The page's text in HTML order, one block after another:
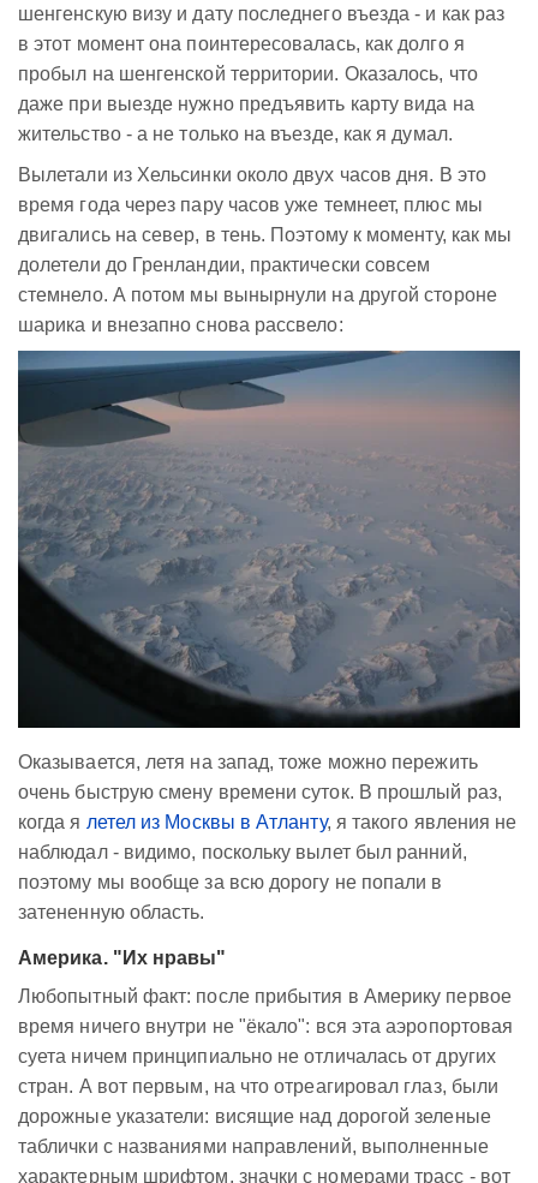
шенгенскую визу и дату последнего въезда - и как раз
в этот момент она поинтересовалась, как долго я
пробыл на шенгенской территории. Оказалось, что
даже при выезде нужно предъявить карту вида на
жительство - а не только на въезде, как я думал.
Вылетали из Хельсинки около двух часов дня. В это
время года через пару часов уже темнеет, плюс мы
двигались на север, в тень. Поэтому к моменту, как мы
долетели до Гренландии, практически совсем
стемнело. А потом мы вынырнули на другой стороне
шарика и внезапно снова рассвело:
Оказывается, летя на запад, тоже можно пережить
очень быструю смену времени суток. В прошлый раз,
когда я летел из Москвы в Атланту, я такого явления не
наблюдал - видимо, поскольку вылет был ранний,
поэтому мы вообще за всю дорогу не попали в
затененную область.
Америка. "Их нравы"
Любопытный факт: после прибытия в Америку первое
время ничего внутри не "ёкало": вся эта аэропортовая
суета ничем принципиально не отличалась от других
стран. А вот первым, на что отреагировал глаз, были
дорожные указатели: висящие над дорогой зеленые
таблички с названиями направлений, выполненные
характерным шрифтом, значки с номерами трасс - вот